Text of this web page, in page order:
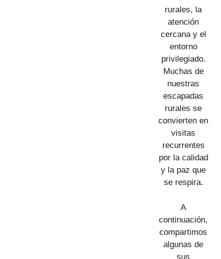
rurales, la
atención
cercana y el
entorno
privilegiado.
Muchas de
nuestras
escapadas
rurales se
convierten en
visitas
recurrentes
por la calidad
y la paz que
se respira.
A
continuación,
compartimos
algunas de
sus